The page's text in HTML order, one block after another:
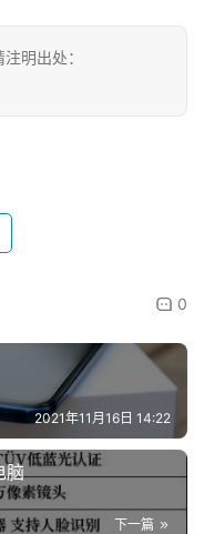
明出处：
0
2021年11月16日 14:22
脑
下一篇